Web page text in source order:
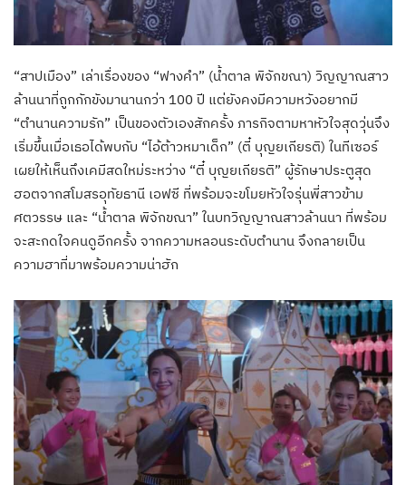
“สาปเมือง” เล่าเรื่องของ “ฟางคำ” (น้ำตาล พิจักขณา) วิญญาณสาว
ล้านนาที่ถูกกักขังมานานกว่า 100 ปี แต่ยังคงมีความหวังอยากมี
“ตำนานความรัก” เป็นของตัวเองสักครั้ง ภารกิจตามหาหัวใจสุดวุ่นจึง
เริ่มขึ้นเมื่อเธอได้พบกับ “ไอ้ต้าวหมาเด็ก” (ตี๋ บุญยเกียรติ) ในทีเซอร์
เผยให้เห็นถึงเคมีสดใหม่ระหว่าง “ตี๋ บุญยเกียรติ” ผู้รักษาประตูสุด
ฮอตจากสโมสรอุทัยธานี เอฟซี ที่พร้อมจะขโมยหัวใจรุ่นพี่สาวข้าม
ศตวรรษ และ “น้ำตาล พิจักขณา” ในบทวิญญาณสาวล้านนา ที่พร้อม
จะสะกดใจคนดูอีกครั้ง จากความหลอนระดับตำนาน จึงกลายเป็น
ความฮาที่มาพร้อมความน่าฮัก